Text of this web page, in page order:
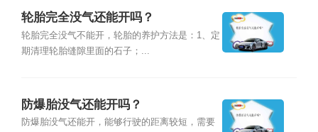
轮胎完全没气还能开吗？
轮胎完全没气不能开，轮胎的养护方法是：1、定
期清理轮胎缝隙里面的石子；...
防爆胎没气还能开吗？
防爆胎没气还能开，能够行驶的距离较短，需要